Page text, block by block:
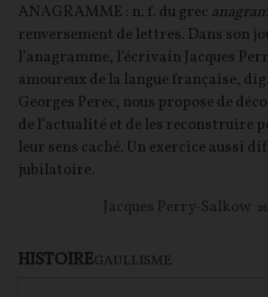
ANAGRAMME : n. f. du grec
renversement de lettres. Dans son
l’anagramme, l’écrivain Jacques
amoureux de la langue française,
Georges Perec, nous propose de
de l’actualité et de les reconstruire
leur sens caché. Un exercice aussi
jubilatoire.
Jacques Perry-Salkow
HISTOIREGAULLISME